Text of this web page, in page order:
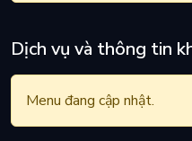
Dịch vụ và thông tin
Menu đang cập nhật.